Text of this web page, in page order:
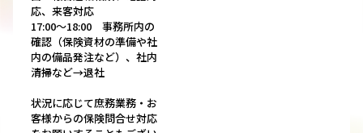
応、来客対応
17:00～18:00 事務所内の
確認（保険資材の準備や社
内の備品発注など）、社内
清掃など→退社
状況に応じて庶務業務・お
客様からの保険問合せ対応